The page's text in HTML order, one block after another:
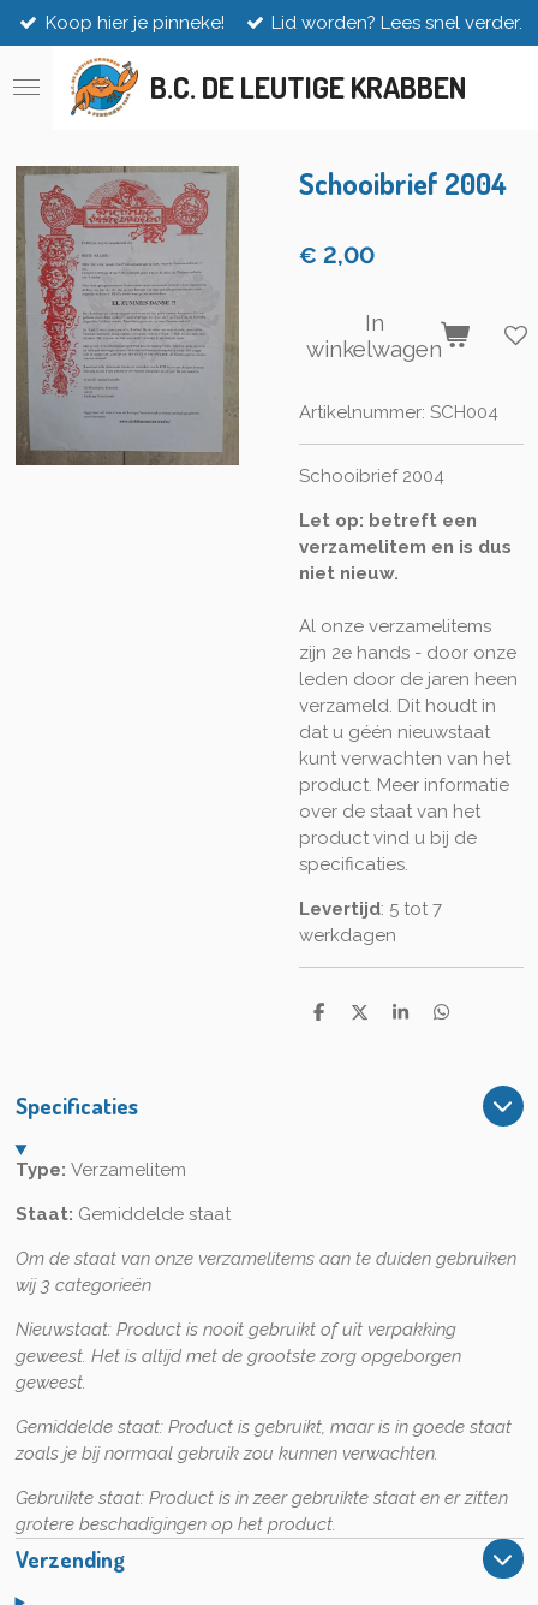
Ga
direct
naar
B.C. DE LEUTIGE KRABBEN
Koop hier je pinneke! Lid worden? Lees snel verder.
Schooibrief 2004
€ 2,00
In
winkelwagen
Artikelnummer: SCH004
Schooibrief 2004
Let op: betreft een
verzamelitem en is dus
niet nieuw.
Al onze verzamelitems
zijn 2e hands - door onze
leden door de jaren heen
verzameld. Dit houdt in
dat u géén nieuwstaat
kunt verwachten van het
product. Meer informatie
over de staat van het
product vind u bij de
specificaties.
Levertijd: 5 tot 7
werkdagen
D
D
S
D
Specificaties
Type: Verzamelitem
Staat: Gemiddelde staat
Om de staat van onze verzamelitems aan te duiden gebruiken
wij 3 categorieën
Nieuwstaat:Product is nooit gebruikt of uit verpakking
geweest. Het is altijd met de grootste zorg opgeborgen
geweest.
Gemiddelde staat:Product is gebruikt, maar is in goede staat
zoals je bij normaal gebruik zou kunnen verwachten.
Gebruikte staat:Product is in zeer gebruikte staat en er zitten
grotere beschadigingen op het product.
Verzending